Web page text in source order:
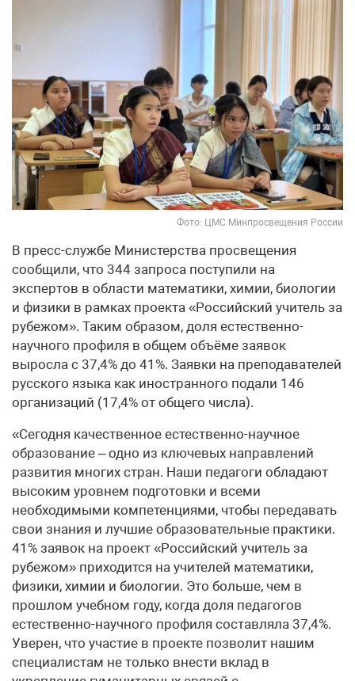
Фото: ЦМС Минпросвещения России
В пресс-службе Министерства просвещения
сообщили, что 344 запроса поступили на
экспертов в области математики, химии, биологии
и физики в рамках проекта «Российский учитель за
рубежом». Таким образом, доля естественно-
научного профиля в общем объёме заявок
выросла с 37,4% до 41%. Заявки на преподавателей
русского языка как иностранного подали 146
организаций (17,4% от общего числа).
«Сегодня качественное естественно-научное
образование – одно из ключевых направлений
развития многих стран. Наши педагоги обладают
высоким уровнем подготовки и всеми
необходимыми компетенциями, чтобы передавать
свои знания и лучшие образовательные практики.
41% заявок на проект «Российский учитель за
рубежом» приходится на учителей математики,
физики, химии и биологии. Это больше, чем в
прошлом учебном году, когда доля педагогов
естественно-научного профиля составляла 37,4%.
Уверен, что участие в проекте позволит нашим
специалистам не только внести вклад в